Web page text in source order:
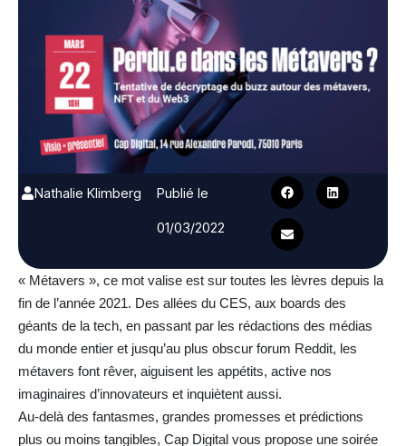
Nathalie Klimberg
Publié le
01/03/2022
« Métavers », ce mot valise est sur toutes les lèvres depuis la
fin de l’année 2021. Des allées du CES, aux boards des
géants de la tech, en passant par les rédactions des médias
du monde entier et jusqu’au plus obscur forum Reddit, les
métavers font rêver, aiguisent les appétits, active nos
imaginaires d’innovateurs et inquiètent aussi.
Au-delà des fantasmes, grandes promesses et prédictions
plus ou moins tangibles, Cap Digital vous propose une soirée